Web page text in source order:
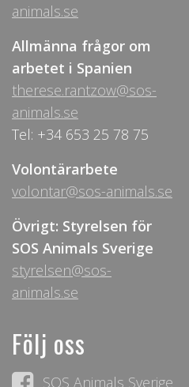
animals.se
Allmänna frågor om
arbetet i Spanien
therese.rantzow@sos-
animals.se
Tel: +34 653 25 78 75
Volontärarbete
volontar@sos-animals.se
Övrigt: Styrelsen för
SOS Animals Sverige
styrelsen@sos-
animals.se
Följ oss
SOS Animals Sverige